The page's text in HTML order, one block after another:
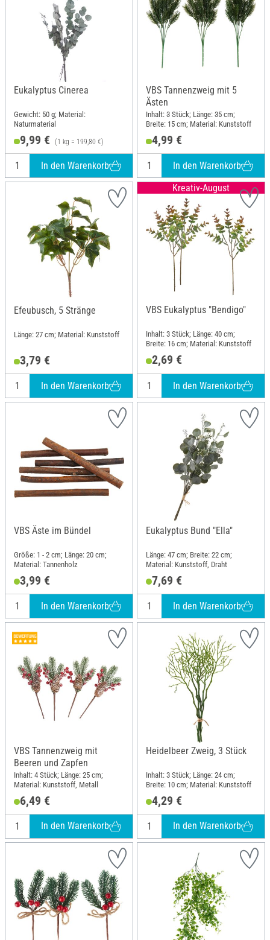
Eukalyptus Cinerea
Gewicht: 50 g; Material:
Naturmaterial
9,99 € (1 kg = 199,80 €)
In den Warenkorb
VBS Tannenzweig mit 5
Ästen
Inhalt: 3 Stück; Länge: 35 cm;
Breite: 15 cm; Material: Kunststoff
4,99 €
In den Warenkorb
Efeubusch, 5 Stränge
Länge: 27 cm; Material: Kunststoff
3,79 €
In den Warenkorb
Kreativ-August
VBS Eukalyptus "Bendigo"
Inhalt: 3 Stück; Länge: 40 cm;
Breite: 16 cm; Material: Kunststoff
2,69 €
In den Warenkorb
VBS Äste im Bündel
Größe: 1 - 2 cm; Länge: 20 cm;
Material: Tannenholz
3,99 €
In den Warenkorb
Eukalyptus Bund "Ella"
Länge: 47 cm; Breite: 22 cm;
Material: Kunststoff, Draht
7,69 €
In den Warenkorb
VBS Tannenzweig mit
Beeren und Zapfen
Inhalt: 4 Stück; Länge: 25 cm;
Material: Kunststoff, Metall
6,49 €
In den Warenkorb
Heidelbeer Zweig, 3 Stück
Inhalt: 3 Stück; Länge: 24 cm;
Breite: 10 cm; Material: Kunststoff
4,29 €
In den Warenkorb